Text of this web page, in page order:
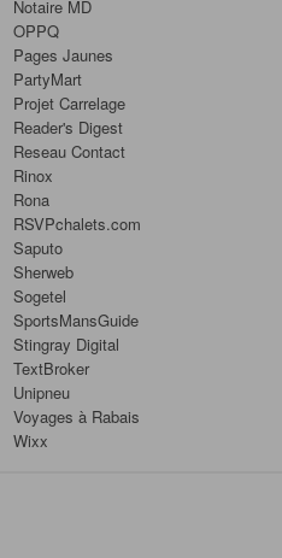
Notaire MD
OPPQ
Pages Jaunes
PartyMart
Projet Carrelage
Reader's Digest
Reseau Contact
Rinox
Rona
RSVPchalets.com
Saputo
Sherweb
Sogetel
SportsMansGuide
Stingray Digital
TextBroker
Unipneu
Voyages à Rabais
Wixx